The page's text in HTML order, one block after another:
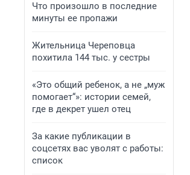
Что произошло в последние
минуты ее пропажи
Жительница Череповца
похитила 144 тыс. у сестры
«Это общий ребенок, а не „муж
помогает“»: истории семей,
где в декрет ушел отец
За какие публикации в
соцсетях вас уволят с работы:
список